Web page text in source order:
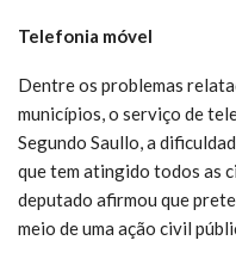
Telefonia móvel
Dentre os problemas
municípios, o serviço de
Segundo Saullo, a
que tem atingido todos as
deputado afirmou que
meio de uma ação civil